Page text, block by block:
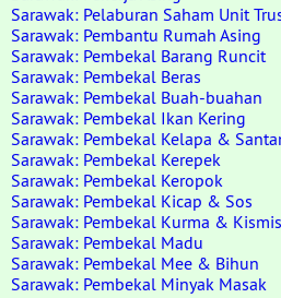
Sarawak: Pelaburan Saham Unit
Sarawak: Pembantu Rumah Asing
Sarawak: Pembekal Barang Runcit
Sarawak: Pembekal Beras
Sarawak: Pembekal Buah-buahan
Sarawak: Pembekal Ikan Kering
Sarawak: Pembekal Kelapa &
Sarawak: Pembekal Kerepek
Sarawak: Pembekal Keropok
Sarawak: Pembekal Kicap & Sos
Sarawak: Pembekal Kurma & Kismis
Sarawak: Pembekal Madu
Sarawak: Pembekal Mee & Bihun
Sarawak: Pembekal Minyak Masak